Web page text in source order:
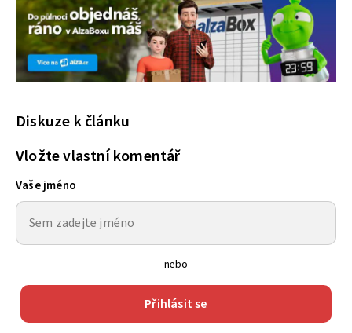
Diskuze k článku
Vložte vlastní komentář
Vaše jméno
nebo
Přihlásit se